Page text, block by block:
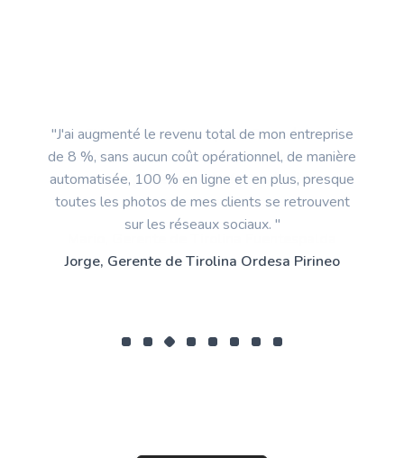
"J'ai augmenté le revenu total de mon entreprise
de 8 %, sans aucun coût opérationnel, de manière
automatisée, 100 % en ligne et en plus, presque
toutes les photos de mes clients se retrouvent
sur les réseaux sociaux. "
Jorge, Gerente de Tirolina Ordesa Pirineo